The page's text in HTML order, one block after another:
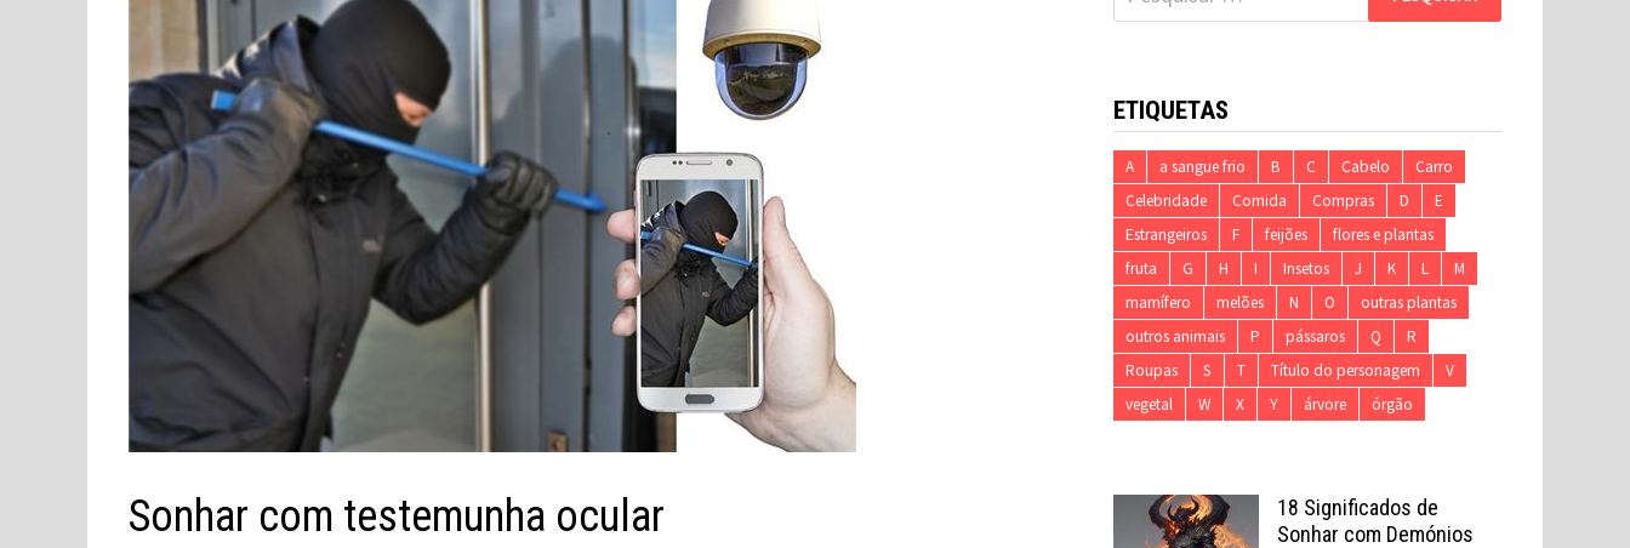
Sonhar com testemunha ocular
por:
ETIQUETAS
A a sangue frio B C Cabelo
Carro
Celebridade
Comida Compras D
E
Estrangeiros
F feijões
flores e plantas
fruta
G H I Insetos J K L
M
mamífero
melões N O
outras plantas
outros animais
P pássaros Q
R
Roupas
S T Título do personagem
V
vegetal
W X Y árvore órgão
18 Significados de
Sonhar com Demónios